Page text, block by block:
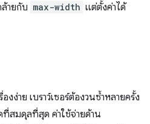
ายกับ max-width แต่ตั้งค่าได้
งง่าย เบราว์เซอร์ต้องวนซ้ำหลายครั้ง
สมดุลที่สุด ค่าใช้จ่ายด้าน